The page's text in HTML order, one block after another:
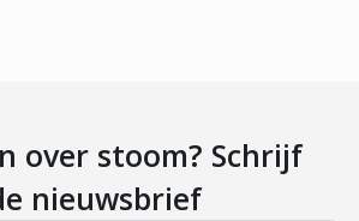
over stoom? Schrijf
nieuwsbrief